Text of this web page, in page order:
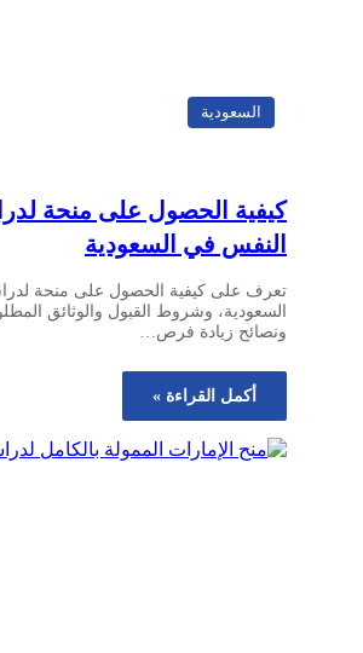
كيفية الحصول على منحة لدراسة
النفس في السعودية
تعرف على كيفية الحصول على منحة لدراسة علم
السعودية، وشروط القبول والوثائق المطلوبة
ونصائح زيادة فرص…
أكمل القراءة »